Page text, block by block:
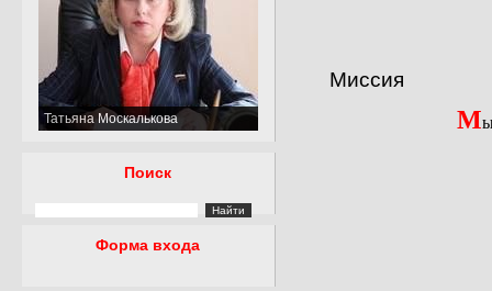
Татьяна Москалькова
Поиск
Форма входа
Миссия
М